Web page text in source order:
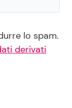
lo spam.
derivati